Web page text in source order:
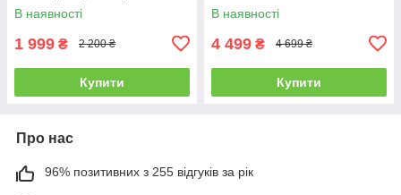
В наявності
1 999 ₴ 2 200 ₴
Купити
В наявності
4 499 ₴ 4 699 ₴
Купити
Про нас
96% позитивних з 255 відгуків за рік